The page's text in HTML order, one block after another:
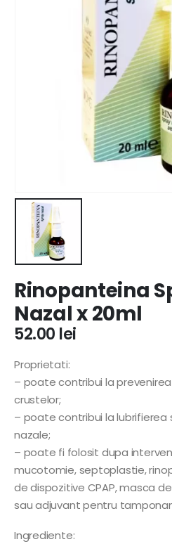
Rinopanteina
Nazal x 20ml
52.00 lei
Proprietati:
– poate contribui la
crustelor;
– poate contribui la lubrifierea
nazale;
– poate fi folosit dupa
mucotomie, septoplastie,
de dispozitive CPAP, masca
sau adjuvant pentru
Ingrediente: